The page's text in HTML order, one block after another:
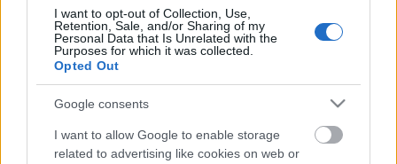
I want to opt-out of Collection, Use,
Retention, Sale, and/or Sharing of my
Personal Data that Is Unrelated with the
Purposes for which it was collected.
Opted Out
Google consents
I want to allow Google to enable storage
related to advertising like cookies on web or
„írhat” 2D felületekre, miközben 3D modellé alakítja
át azokat.
Justin Sutherland, a Realize Medical társalapító-
vezérigazgatója elárulta, hogy folyamatosan keresik
a lehetőségeket platformjuk megújítására, és a
lát erre, valamint további innovációkra.